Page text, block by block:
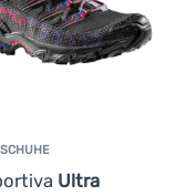
Ultra